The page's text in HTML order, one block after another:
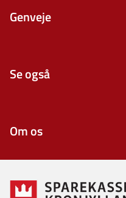
Genveje
Se også
Om os